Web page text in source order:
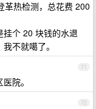
革热检测，总花费 200
个 20 块钱的水退
不就噶了。
71
院。
72